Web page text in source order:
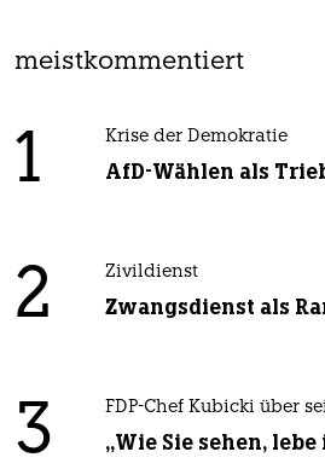
meistkommentiert
1 Krise der Demokratie
AfD-Wählen als
2 Zivildienst
Zwangsdienst als
3 FDP-Chef Kubicki über
„Wie Sie sehen, lebe